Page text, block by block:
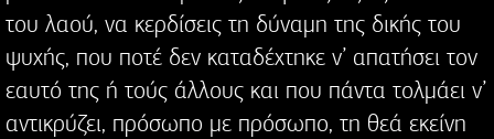
του λαού, να κερδίσεις τη δύναμη της δικής του
ψυχής, που ποτέ δεν καταδέχτηκε ν’ απατήσει τον
εαυτό της ή τούς άλλους και που πάντα τολμάει ν’
αντικρύζει, πρόσωπο με πρόσωπο, τη θεά εκείνη